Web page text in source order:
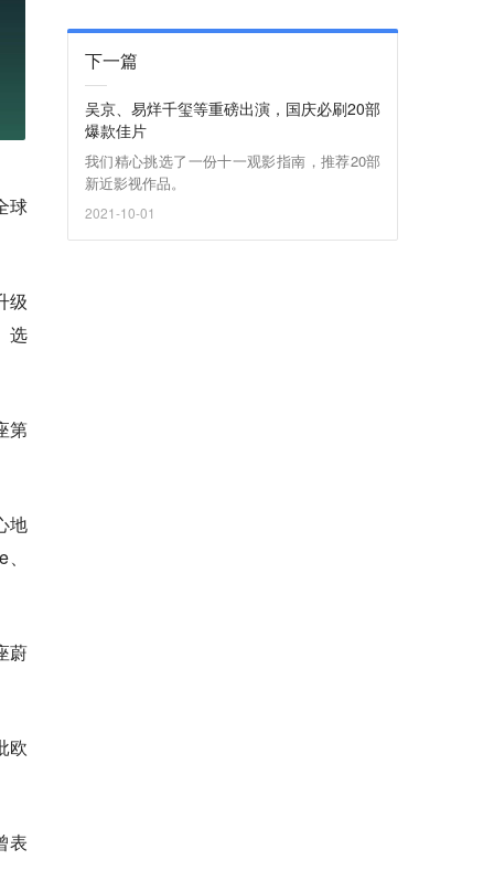
球
级
选
第
地
蔚
欧
表
下一篇
吴京、易烊千玺等重磅出演，国庆必刷20部
爆款佳片
我们精心挑选了一份十一观影指南，推荐20部
新近影视作品。
2021-10-01